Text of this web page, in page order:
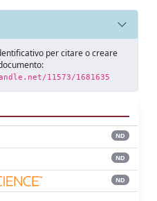
per citare o creare
11573/1681635
ND
ND
ND